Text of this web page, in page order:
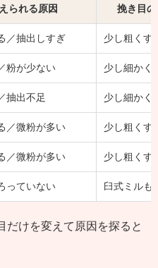
られる原因 挽き目
／抽出しすぎ 少し粗くす
粉が少ない 少し細かく
抽出不足 少し細かく
／微粉が多い 少し粗くす
／微粉が多い 少し粗くす
っていない 臼式ミルも
だけを変えて原因を探ると